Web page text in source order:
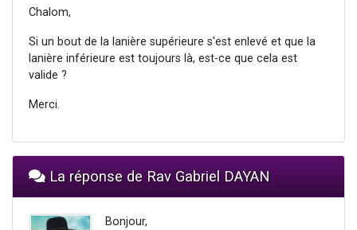
Chalom,
Si un bout de la lanière supérieure s'est enlevé et que la
lanière inférieure est toujours là, est-ce que cela est
valide ?
Merci.
La réponse de Rav Gabriel DAYAN
Bonjour,